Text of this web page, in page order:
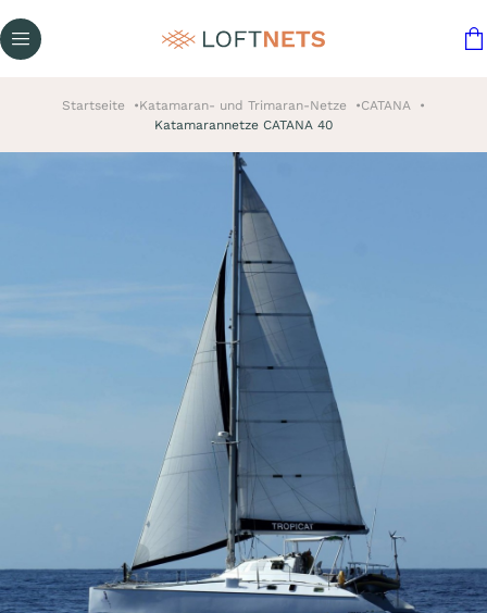
Startseite Katamaran- und Trimaran-Netze
CATANA
Katamarannetze CATANA 40